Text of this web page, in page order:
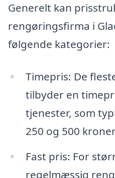
Generelt kan
rengøringsfirma i
følgende kategorier:
Timepris: De
tilbyder en
tjenester, som
250 og 500
Fast pris: For
regelmæssig